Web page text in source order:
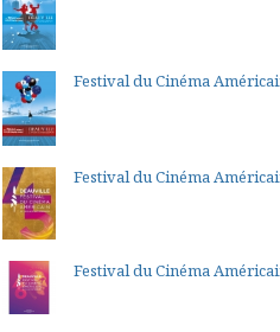
Festival du Cinéma
Festival du Cinéma
Festival du Cinéma